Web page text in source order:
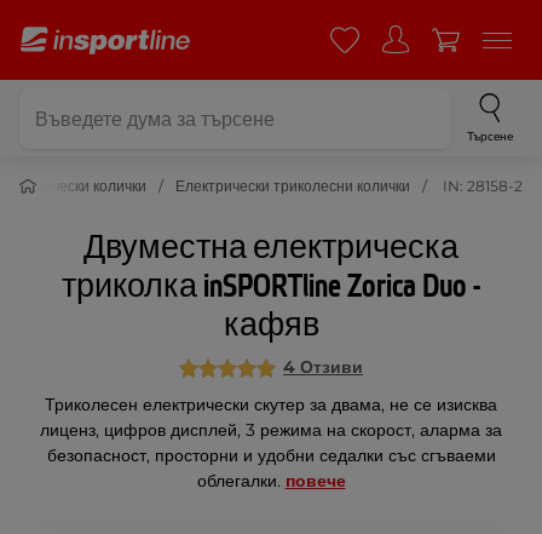
Търсене
колички Електрически триколесни колички IN: 28158-2
Двуместна електрическа
триколка inSPORTline Zorica Duo -
кафяв
4 Отзиви
Триколесен електрически скутер за двама, не се изисква
лиценз, цифров дисплей, 3 режима на скорост, аларма за
безопасност, просторни и удобни седалки със сгъваеми
облегалки. повече